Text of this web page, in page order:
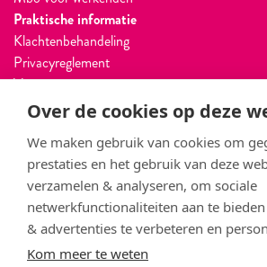
Over de cookies op deze
We maken gebruik van cookies om
prestaties en het gebruik van deze
verzamelen & analyseren, om sociale
netwerkfunctionaliteiten aan te
& advertenties te verbeteren en
Kom meer te weten
Praktische informatie
Klachtenbehandeling
Privacyreglement
Vacatures
Ouderportaal
Jaarverslag
Vragen? Bel ons:
088 - 850 87 75
Telefonisch bereikbaar maandag t/m